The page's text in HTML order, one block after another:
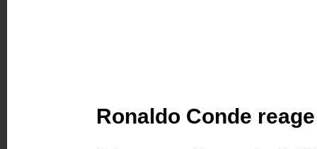
Ronaldo Conde